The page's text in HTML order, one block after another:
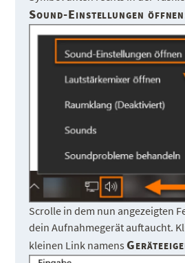
Sound-Einstellungen öffnen
Scrolle in dem nun angezeigten
dein Aufnahmegerät auftaucht.
kleinen Link namens